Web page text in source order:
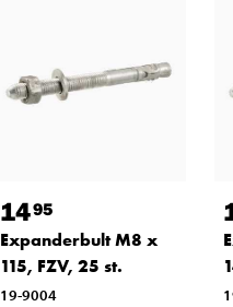
1495
Expanderbult M8 x
115, FZV, 25 st.
19-9004